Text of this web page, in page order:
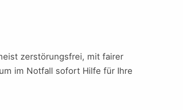
zerstörungsfrei, mit fairer
im Notfall sofort Hilfe für Ihre